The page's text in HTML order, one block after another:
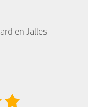
en Jalles